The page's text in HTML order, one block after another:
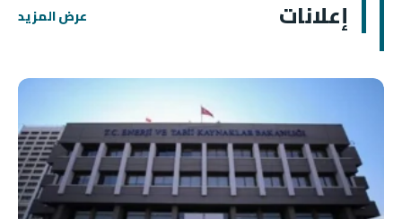
إعلانات عرض المزيد